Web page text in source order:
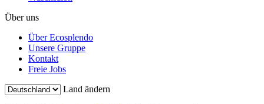
Über uns
Über Ecosplendo
Unsere Gruppe
Kontakt
Freie Jobs
Land ändern